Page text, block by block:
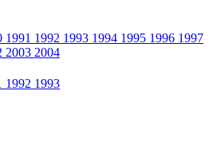
1991 1992 1993 1994 1995 1996 1997
2003 2004
1992 1993